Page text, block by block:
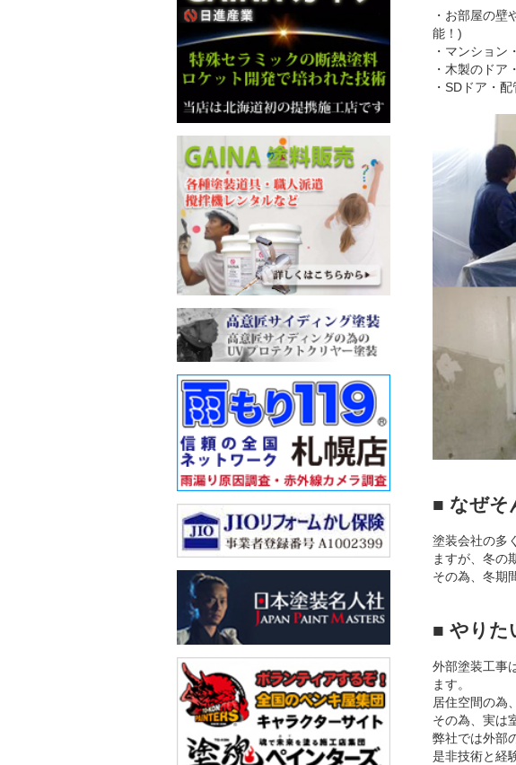
・お部屋の
能！)
・マンション
・木製のドア
・SDドア・
■ なぜそ
塗装会社の多
ますが、冬の
その為、冬期
■ やりた
外部塗装工事
ます。
居住空間の為
その為、実は
弊社では外部
是非技術と経